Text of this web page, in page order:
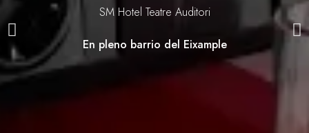
SM Hotel Teatre Auditori
En pleno barrio del Eixample